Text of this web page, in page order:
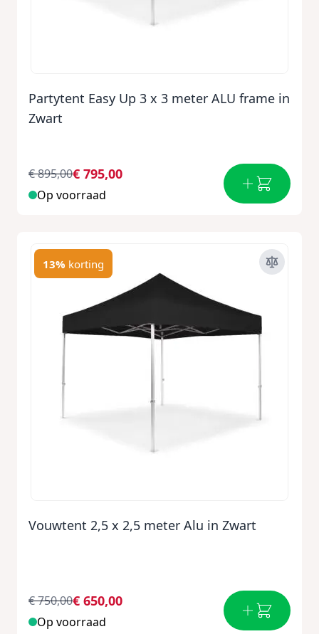
Partytent Easy Up 3 x 3 meter ALU frame in
Zwart
€ 795,00
€ 895,00
Op voorraad
13% korting
Vouwtent 2,5 x 2,5 meter Alu in Zwart
€ 650,00
€ 750,00
Op voorraad